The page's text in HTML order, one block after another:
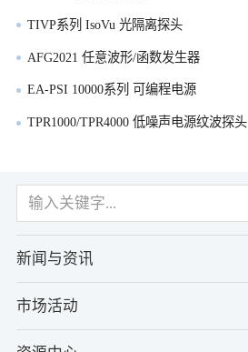
TIVP系列 IsoVu 光隔离探头
AFG2021 任意波形/函数发生器
EA-PSI 10000系列 可编程电源
TPR1000/TPR4000 低噪声电源纹波探头
新闻与资讯
市场活动